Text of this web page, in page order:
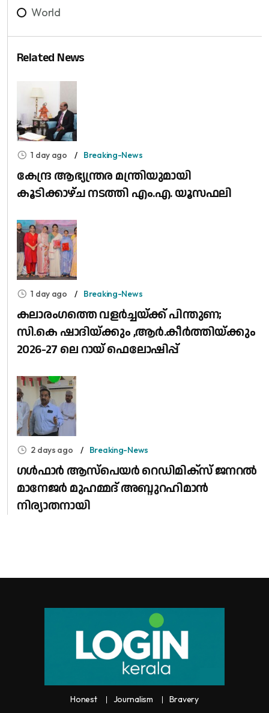
World
Related News
1 day ago Breaking-News
കേന്ദ്ര ആഭ്യന്ത്രര മന്ത്രിയുമായി
കൂടിക്കാഴ്ച നടത്തി എം.എ. യൂസഫലി
1 day ago Breaking-News
കലാരംഗത്തെ വളർച്ചയ്ക്ക് പിന്തുണ;
സി.കെ ഷാദിയ്ക്കും ,ആർ.കീർത്തിയ്ക്കും
2026-27 ലെ റായ് ഫെലോഷിപ്പ്
2 days ago Breaking-News
​ഗൾഫാർ ആസ്പെയർ റെഡിമിക്സ് ജനറൽ
മാനേജർ മുഹമ്മദ് അബ്ദുറഹിമാൻ
നിര്യാതനായി
Honest Journalism Bravery